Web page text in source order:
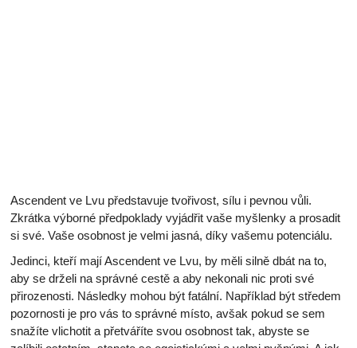
Ascendent ve Lvu představuje tvořivost, sílu i pevnou vůli.
Zkrátka výborné předpoklady vyjádřit vaše myšlenky a prosadit
si své. Vaše osobnost je velmi jasná, díky vašemu potenciálu.
Jedinci, kteří mají Ascendent ve Lvu, by měli silně dbát na to,
aby se drželi na správné cestě a aby nekonali nic proti své
přirozenosti. Následky mohou být fatální. Například být středem
pozornosti je pro vás to správné místo, avšak pokud se sem
snažíte vlichotit a přetváříte svou osobnost tak, abyste se